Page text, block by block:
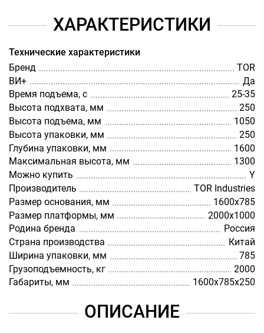
ХАРАКТЕРИСТИКИ
Технические характеристики
Бренд
TOR
ВИ+
Да
Время подъема, с
25-35
Высота подхвата, мм
250
Высота подъема, мм
1050
Высота упаковки, мм
250
Глубина упаковки, мм
1600
Максимальная высота, мм
1300
Можно купить
Y
Производитель
TOR Industries
Размер основания, мм
1600х785
Размер платформы, мм
2000х1000
Родина бренда
Россия
Страна производства
Китай
Ширина упаковки, мм
785
Грузоподъемность, кг
2000
Габариты, мм
1600х785х250
ОПИСАНИЕ